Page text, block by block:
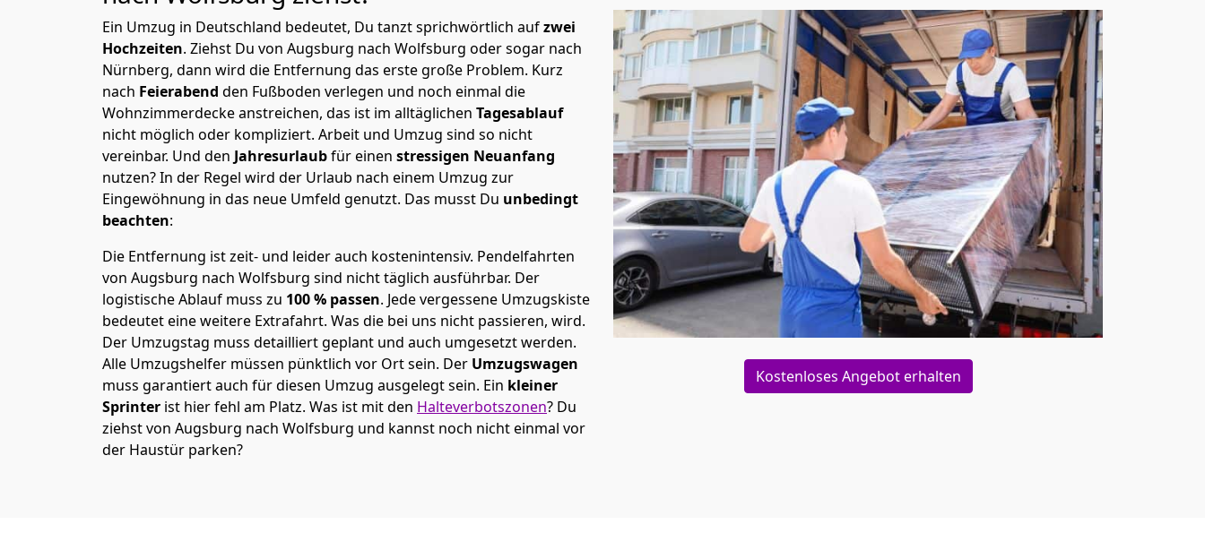
Ein Umzug in Deutschland bedeutet, Du tanzt sprichwörtlich aufzwei
Hochzeiten. Ziehst Du von Augsburg nach Wolfsburg oder sogar nach
Nürnberg, dann wird die Entfernung das erste große Problem. Kurz
nach Feierabend den Fußboden verlegen und noch einmal die
Wohnzimmerdecke anstreichen, das ist im alltäglichen Tagesablauf
nicht möglich oder kompliziert. Arbeit und Umzug sind so nicht
vereinbar. Und den Jahresurlaubfür einen stressigen Neuanfang
nutzen? In der Regel wird der Urlaub nach einem Umzug zur
Eingewöhnung in das neue Umfeld genutzt. Das musst Du unbedingt
beachten:
Die Entfernung ist zeit- und leider auch kostenintensiv. Pendelfahrten
von Augsburg nach Wolfsburg sind nicht täglich ausführbar. Der
logistische Ablauf muss zu 100 % passen. Jede vergessene Umzugskiste
bedeutet eine weitere Extrafahrt. Was die bei uns nicht passieren, wird.
Der Umzugstag muss detailliert geplant und auch umgesetzt werden.
Alle Umzugshelfer müssen pünktlich vor Ort sein. Der Umzugswagen
muss garantiert auch für diesen Umzug ausgelegt sein. Ein kleiner
Sprinter ist hier fehl am Platz. Was ist mit den Halteverbotszonen? Du
ziehst von Augsburg nach Wolfsburg und kannst noch nicht einmal vor
der Haustür parken?
Kostenloses Angebot erhalten